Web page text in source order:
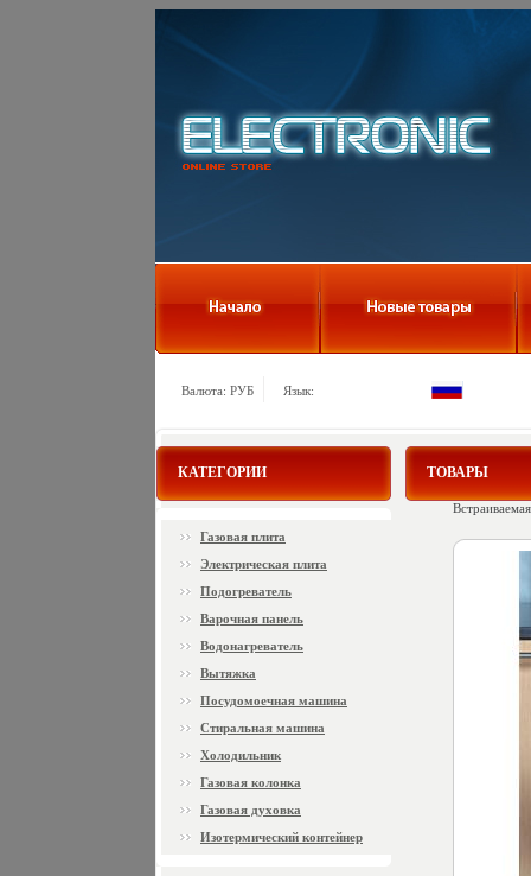
Валюта: РУБ Язык:
КАТЕГОРИИ
Газовая плита
Электрическая плита
Подогреватель
Варочная панель
Водонагреватель
Вытяжка
Посудомоечная машина
Стиральная машина
Холодильник
Газовая колонка
Газовая духовка
Изотермический контейнер
ТОВАРЫ